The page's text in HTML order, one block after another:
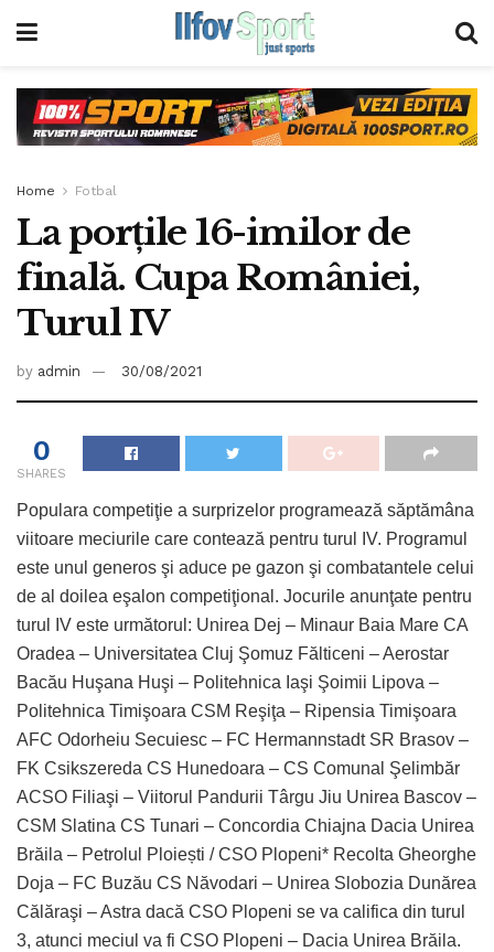
Home Fotbal
La porţile 16-imilor de
finală. Cupa României,
Turul IV
by admin 30/08/2021
0
SHARES
Populara competiţie a surprizelor programează săptămâna
viitoare meciurile care contează pentru turul IV. Programul
este unul generos şi aduce pe gazon şi combatantele celui
de al doilea eşalon competiţional. Jocurile anunţate pentru
turul IV este următorul: Unirea Dej – Minaur Baia Mare CA
Oradea – Universitatea Cluj Şomuz Fălticeni – Aerostar
Bacău Huşana Huşi – Politehnica Iaşi Şoimii Lipova –
Politehnica Timişoara CSM Reşiţa – Ripensia Timişoara
AFC Odorheiu Secuiesc – FC Hermannstadt SR Brasov –
FK Csikszereda CS Hunedoara – CS Comunal Şelimbăr
ACSO Filiaşi – Viitorul Pandurii Târgu Jiu Unirea Bascov –
CSM Slatina CS Tunari – Concordia Chiajna Dacia Unirea
Brăila – Petrolul Ploiești / CSO Plopeni* Recolta Gheorghe
Doja – FC Buzău CS Năvodari – Unirea Slobozia Dunărea
Călăraşi – Astra dacă CSO Plopeni se va califica din turul
3, atunci meciul va fi CSO Plopeni – Dacia Unirea Brăila.